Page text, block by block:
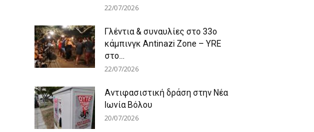
22/07/2026
Γλέντια & συναυλίες στο 33ο
κάμπινγκ Antinazi Zone – YRE
στο...
22/07/2026
Αντιφασιστική δράση στην Νέα
Ιωνία Βόλου
20/07/2026